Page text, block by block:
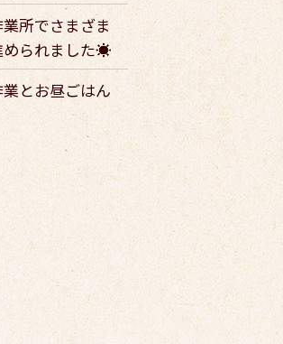
所でさまざま
められました☀️
とお昼ごはん